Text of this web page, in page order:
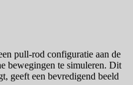
pull-rod configuratie aan de
bewegingen te simuleren. Dit
geeft een bevredigend beeld